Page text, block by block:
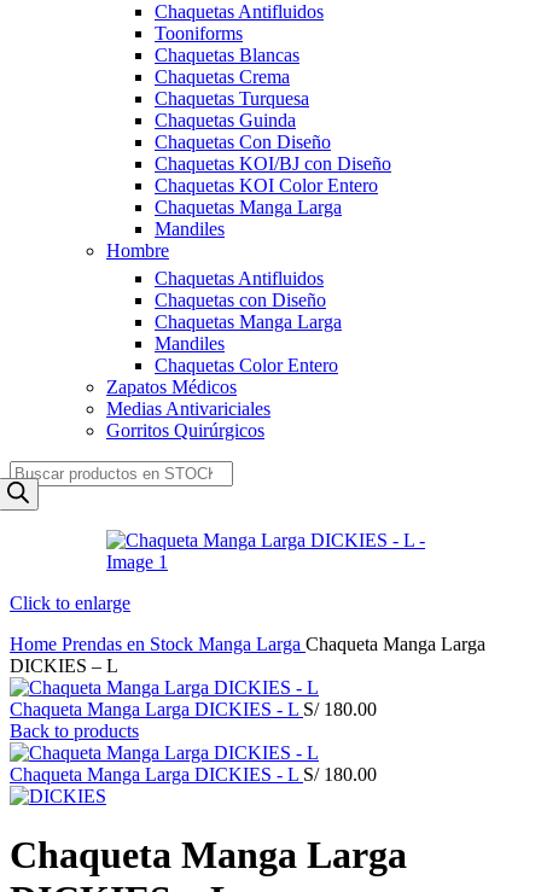
Chaquetas Antifluidos
Tooniforms
Chaquetas Blancas
Chaquetas Crema
Chaquetas Turquesa
Chaquetas Guinda
Chaquetas Con Diseño
Chaquetas KOI/BJ con Diseño
Chaquetas KOI Color Entero
Chaquetas Manga Larga
Mandiles
Hombre
Chaquetas Antifluidos
Chaquetas con Diseño
Chaquetas Manga Larga
Mandiles
Chaquetas Color Entero
Zapatos Médicos
Medias Antivariciales
Gorritos Quirúrgicos
Products
search
Click to enlarge
Home Prendas en Stock Manga Larga Chaqueta Manga Larga
DICKIES – L
Chaqueta Manga Larga DICKIES - L S/180.00
Back to products
Chaqueta Manga Larga DICKIES - L S/180.00
Chaqueta Manga Larga